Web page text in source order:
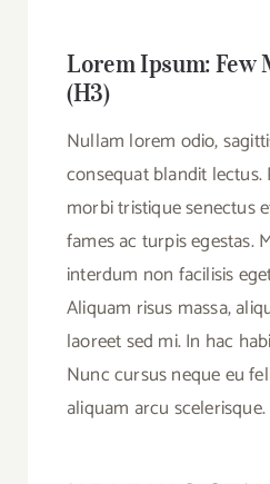
Lorem Ipsum: Few
(H3)
Nullam lorem odio,
consequat blandit
morbi tristique senectus
fames ac turpis egestas.
interdum non facilisis
Aliquam risus massa,
laoreet sed mi. In hac
Nunc cursus neque eu
aliquam arcu scelerisque.